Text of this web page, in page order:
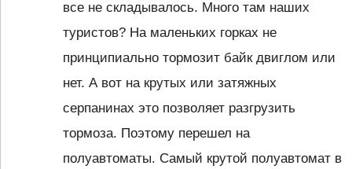
все не складывалось. Много там наших
туристов? На маленьких горках не
принципиально тормозит байк двиглом или
нет. А вот на крутых или затяжных
серпанинах это позволяет разгрузить
тормоза. Поэтому перешел на
полуавтоматы. Самый крутой полуавтомат в